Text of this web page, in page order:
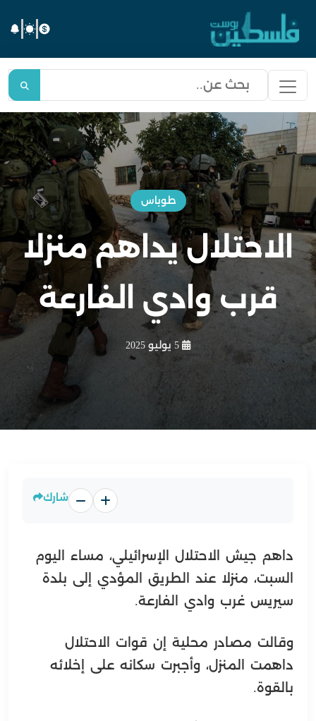
طوباس
الاحتلال يداهم منزلا
قرب وادي الفارعة
شارك
داهم جيش الاحتلال الإسرائيلي، مساء اليوم
السبت، منزلا عند الطريق المؤدي إلى بلدة
سيريس غرب وادي الفارعة.
وقالت مصادر محلية إن قوات الاحتلال
داهمت المنزل، وأجبرت سكانه على إخلائه
بالقوة.